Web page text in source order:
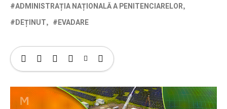
ADMINISTRAȚIA NAȚIONALĂ A PENITENCIARELOR
DEȚINUT
EVADARE